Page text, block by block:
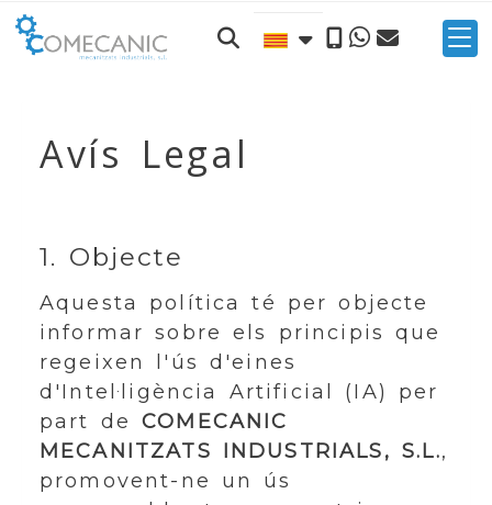
Avís Legal
1. Objecte
Aquesta política té per objecte
informar sobre els principis que
regeixen l'ús d'eines
d'Intel·ligència Artificial (IA) per
part deCOMECANIC
MECANITZATS INDUSTRIALS, S.L.,
promovent-ne un ús